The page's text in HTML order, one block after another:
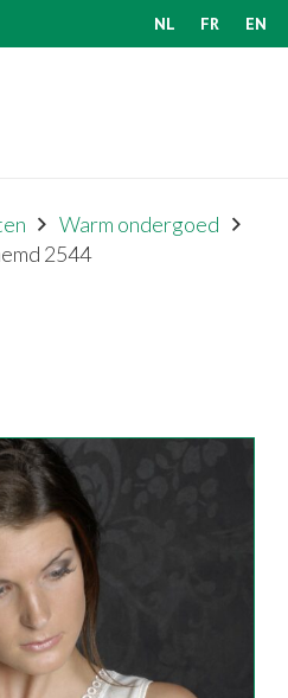
NL FR EN
Warm ondergoed
2544